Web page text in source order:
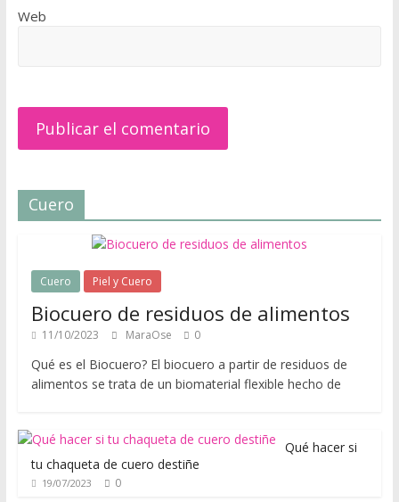
d
e
y
u
t
o
Web
Cuero
Cuero Piel y Cuero
Biocuero de residuos de alimentos
11/10/2023 MaraOse 0
Qué es el Biocuero? El biocuero a partir de residuos de
alimentos se trata de un biomaterial flexible hecho de
Qué hacer si
tu chaqueta de cuero destiñe
19/07/2023 0